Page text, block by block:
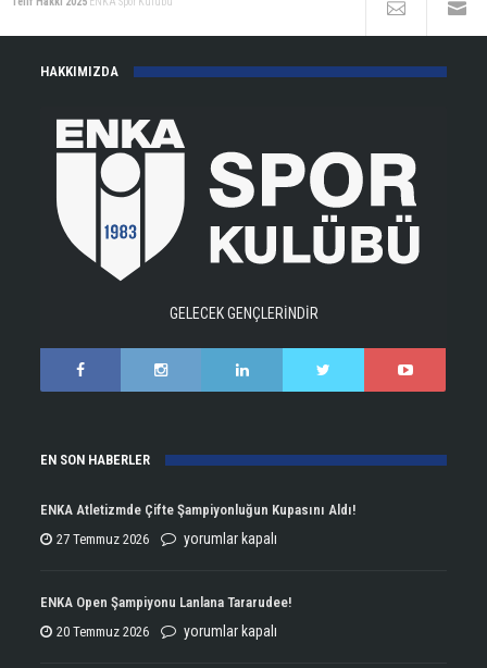
HAKKIMIZDA
GELECEK GENÇLERİNDİR
EN SON HABERLER
ENKA Atletizmde Çifte Şampiyonluğun Kupasını Aldı!
27 Temmuz 2026
ENKA
Çifte
Şampiyonluğun
yorumlar kapalı
ENKA Open Şampiyonu Lanlana Tararudee!
20 Temmuz 2026
ENKA
yorumlar kapalı